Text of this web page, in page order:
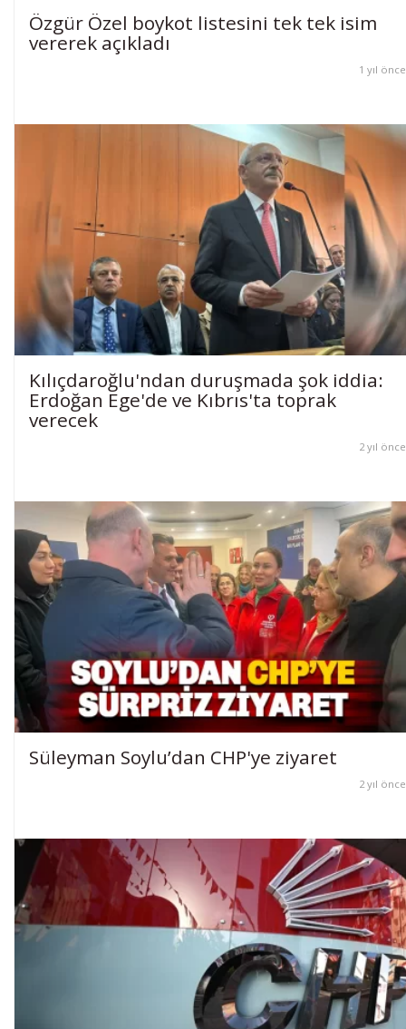
Özgür Özel boykot listesini tek tek isim
vererek açıkladı
1 yıl önce
Kılıçdaroğlu'ndan duruşmada şok iddia:
Erdoğan Ege'de ve Kıbrıs'ta toprak
verecek
2 yıl önce
Süleyman Soylu’dan CHP'ye ziyaret
2 yıl önce